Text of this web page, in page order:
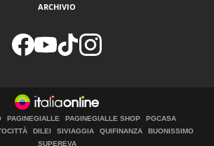
ARCHIVIO
PAGINEGIALLE PAGINEGIALLE SHOP
PGCASA
DILEI SIVIAGGIA QUIFINANZA
BUONISSIMO
SUPEREVA